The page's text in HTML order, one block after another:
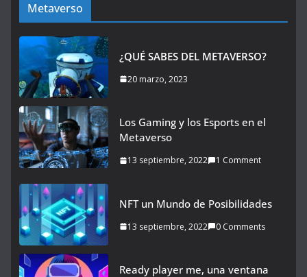
Metaverso
¿QUÉ SABES DEL METAVERSO?
20 marzo, 2023
Los Gaming y los Esports en el
Metaverso
13 septiembre, 2022 1 Comment
NFT un Mundo de Posibilidades
13 septiembre, 2022 0 Comments
Ready player me, una ventana